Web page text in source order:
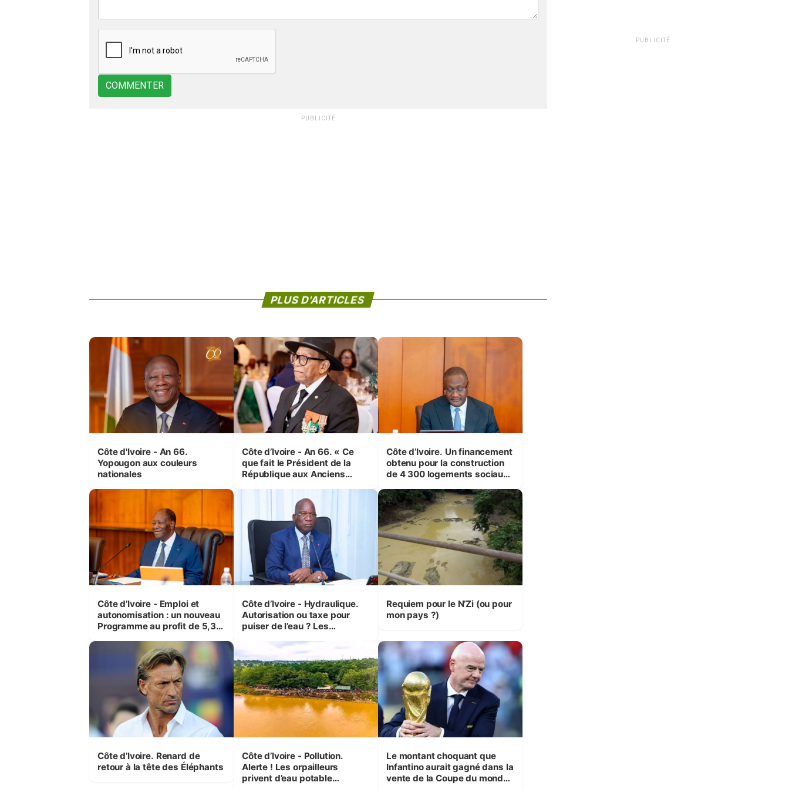
COMMENTER
PUBLICITÉ
PLUS D'ARTICLES
Côte d'Ivoire - An 66.
Yopougon aux couleurs
nationales
Côte d’Ivoire - An 66. « Ce
que fait le Président de la
République aux Anciens
(Cne Yassoungo Koné ®)
Côte d’Ivoire. Un financement
obtenu pour la construction
de 4 300 logements sociaux
Bouaké et Yamoussoukro
Côte d’Ivoire - Emploi et
autonomisation : un nouveau
Programme au profit de 5,3
Côte d’Ivoire - Hydraulique.
Autorisation ou taxe pour
puiser de l’eau ? Les
Requiem pour le N’Zi (ou pour
mon pays ?)
Côte d’Ivoire. Renard de
retour à la tête des Éléphants
Côte d’Ivoire - Pollution.
Alerte ! Les orpailleurs
privent d’eau potable
Le montant choquant que
Infantino aurait gagné dans la
vente de la Coupe du monde
PUBLICITÉ